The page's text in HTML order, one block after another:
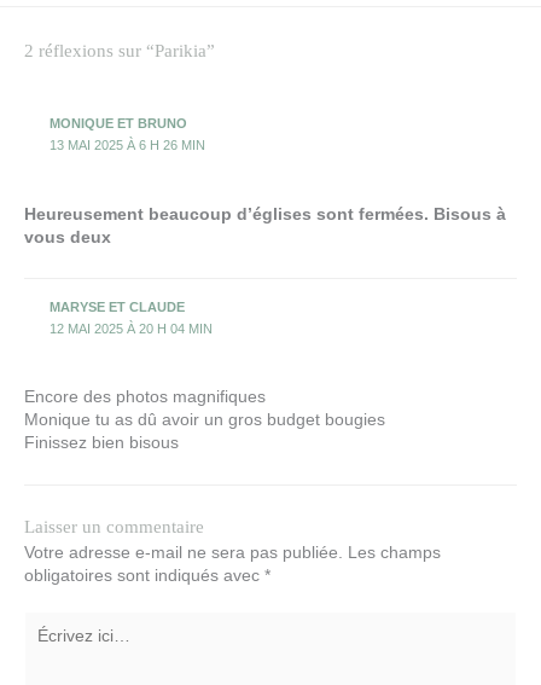
2 réflexions sur “Parikia”
MONIQUE ET BRUNO
13 MAI 2025 À 6 H 26 MIN
Heureusement beaucoup d’églises sont fermées. Bisous à
vous deux
MARYSE ET CLAUDE
12 MAI 2025 À 20 H 04 MIN
Encore des photos magnifiques
Monique tu as dû avoir un gros budget bougies
Finissez bien bisous
Laisser un commentaire
Votre adresse e-mail ne sera pas publiée.
Les champs
obligatoires sont indiqués avec *
Écrivez
ici…